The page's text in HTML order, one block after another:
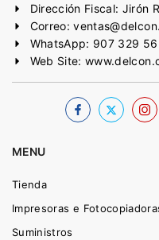
Dirección Fiscal: Jirón
Correo:
WhatsApp: 907 329
Web Site:
MENU
Tienda
Impresoras e
Suministros